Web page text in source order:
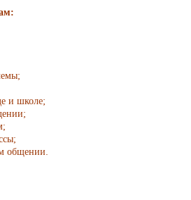
и школе;
общении.